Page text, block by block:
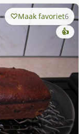
Maak favoriet6
👍